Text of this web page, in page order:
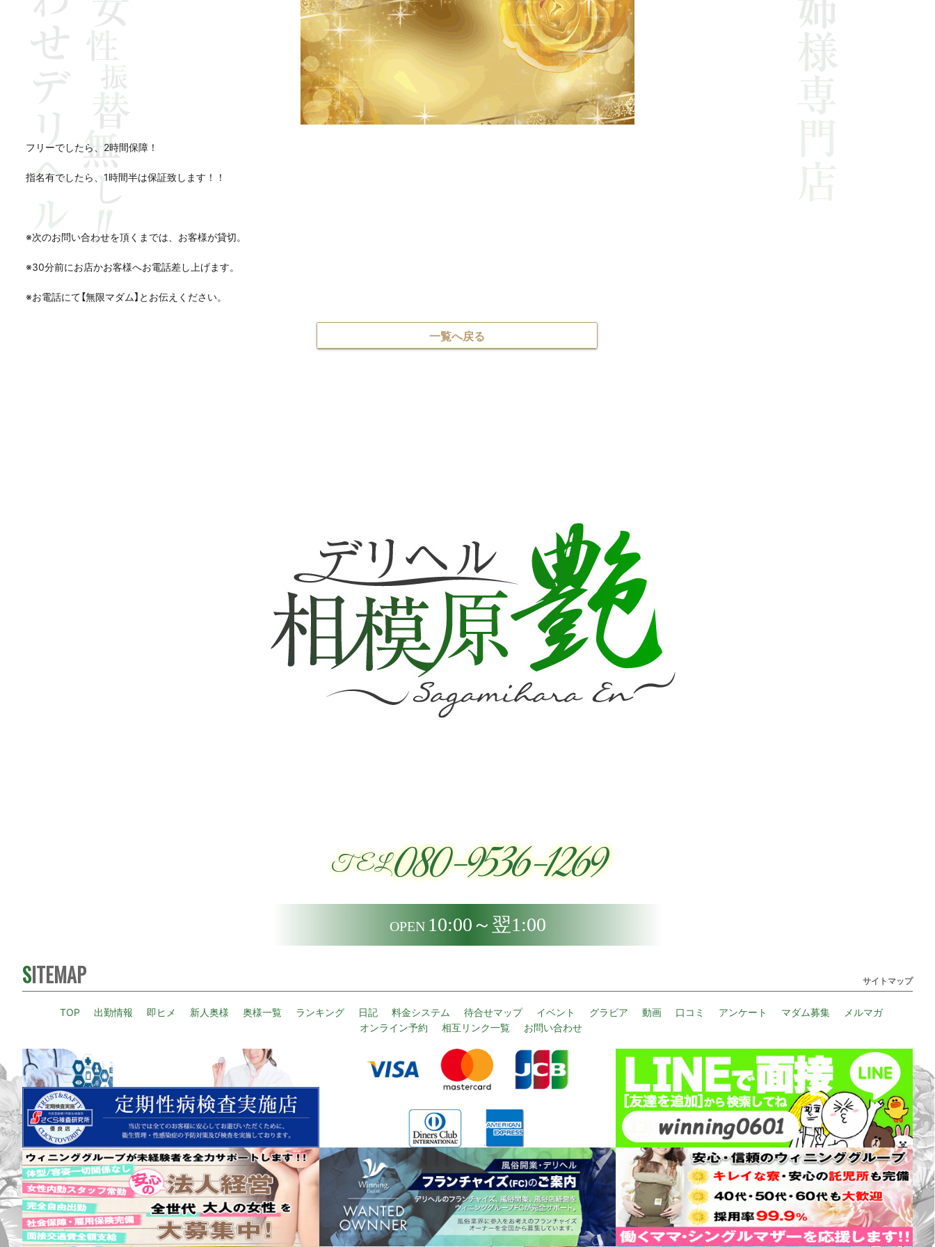
フリーでしたら、2時間保障！
指名有でしたら、1時間半は保証致します！！
※次のお問い合わせを頂くまでは、お客様が貸切。
※30分前にお店かお客様へお電話差し上げます。
※お電話にて【無限マダム】とお伝えください。
一覧へ戻る
TEL080-9536-1269
OPEN 10:00～翌1:00
SITEMAP サイトマップ
TOP 出勤情報 即ヒメ 新人奥様 奥様一覧 ランキング 日記 料金システム 待合せマップ イベント グラビア 動画 口コミ アンケート マダム募集
メルマガ
オンライン予約
相互リンク一覧 お問い合わせ